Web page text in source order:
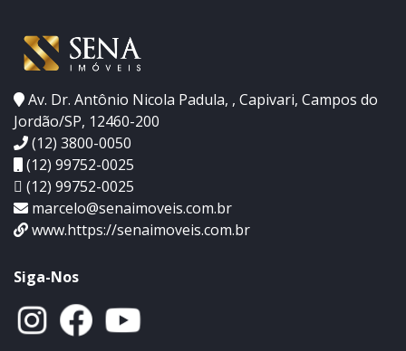
Av. Dr. Antônio Nicola Padula, , Capivari, Campos do
Jordão/SP, 12460-200
(12) 3800-0050
(12) 99752-0025
(12) 99752-0025
marcelo@senaimoveis.com.br
www.https://senaimoveis.com.br
Siga-Nos